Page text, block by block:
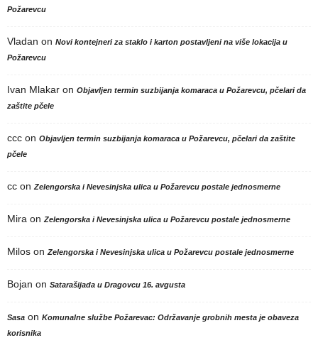
Požarevcu
Vladan on Novi kontejneri za staklo i karton postavljeni na više lokacija u
Požarevcu
Ivan Mlakar on Objavljen termin suzbijanja komaraca u Požarevcu, pčelari da
zaštite pčele
ccc on Objavljen termin suzbijanja komaraca u Požarevcu, pčelari da zaštite
pčele
cc on Zelengorska i Nevesinjska ulica u Požarevcu postale jednosmerne
Mira on Zelengorska i Nevesinjska ulica u Požarevcu postale jednosmerne
Milos on Zelengorska i Nevesinjska ulica u Požarevcu postale jednosmerne
Bojan on Satarašijada u Dragovcu 16. avgusta
Sasa on Komunalne službe Požarevac: Održavanje grobnih mesta je obaveza
korisnika